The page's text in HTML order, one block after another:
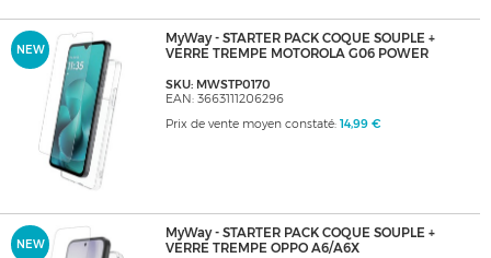
NEW
MyWay - STARTER PACK COQUE SOUPLE +
VERRE TREMPE MOTOROLA G06 POWER
SKU: MWSTP0170
EAN: 3663111206296
Prix de vente moyen constaté: 14,99 €
NEW
MyWay - STARTER PACK COQUE SOUPLE +
VERRE TREMPE OPPO A6/A6X